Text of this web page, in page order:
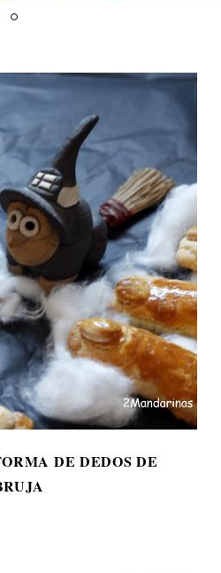
DE DEDOS DE